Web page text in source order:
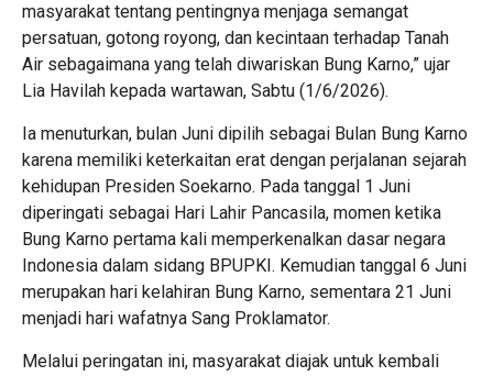
masyarakat tentang pentingnya menjaga semangat
persatuan, gotong royong, dan kecintaan terhadap Tanah
Air sebagaimana yang telah diwariskan Bung Karno,” ujar
Lia Havilah kepada wartawan, Sabtu (1/6/2026).
Ia menuturkan, bulan Juni dipilih sebagai Bulan Bung Karno
karena memiliki keterkaitan erat dengan perjalanan sejarah
kehidupan Presiden Soekarno. Pada tanggal 1 Juni
diperingati sebagai Hari Lahir Pancasila, momen ketika
Bung Karno pertama kali memperkenalkan dasar negara
Indonesia dalam sidang BPUPKI. Kemudian tanggal 6 Juni
merupakan hari kelahiran Bung Karno, sementara 21 Juni
menjadi hari wafatnya Sang Proklamator.
Melalui peringatan ini, masyarakat diajak untuk kembali